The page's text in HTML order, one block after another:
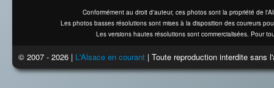
Conformément au droit d'auteur, ces photos sont la propriété de
Les photos basses résolutions sont mises à la disposition des coureurs
Les versions hautes résolutions sont commercialisées. Pour
© 2007 - 2026 | L'Alsace en courant | Toute reproduction interdite sans